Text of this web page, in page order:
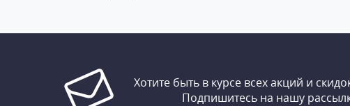
Хотите быть в курсе всех акций и
Подпишитесь на нашу